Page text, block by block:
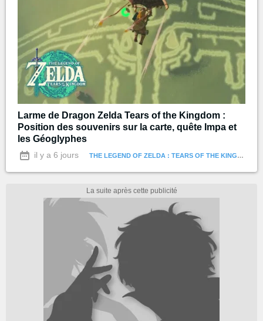
Larme de Dragon Zelda Tears of the Kingdom :
Position des souvenirs sur la carte, quête Impa et
les Géoglyphes
il y a 6 jours THE LEGEND OF ZELDA : TEARS OF THE KINGDOM